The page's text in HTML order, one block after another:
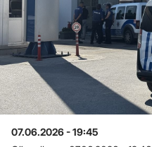
07.06.2026 - 19:45